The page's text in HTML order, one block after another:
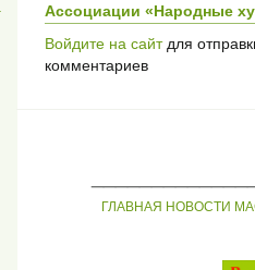
Ассоциации «Народные
Войдите на сайтдля
комментариев
ГЛАВНАЯ НОВОСТИ